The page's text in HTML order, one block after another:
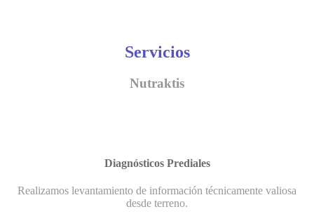
Servicios
Nutraktis
Diagnósticos Prediales
Realizamos levantamiento de información técnicamente valiosa
desde terreno.